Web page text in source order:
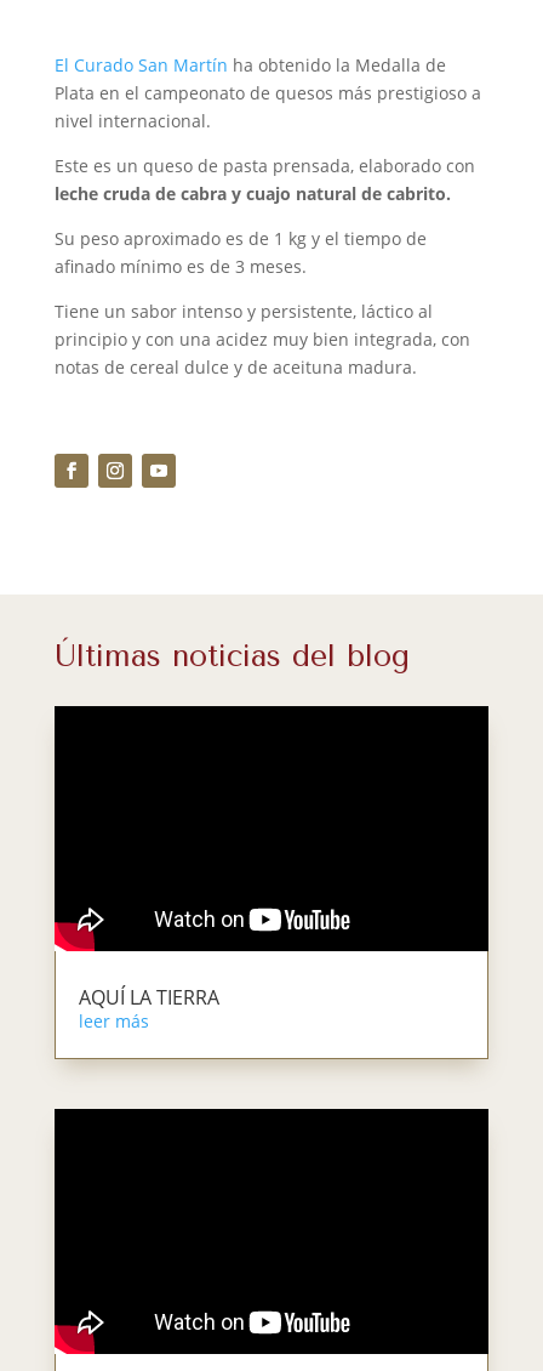
El Curado San Martín ha obtenido la Medalla de
Plata en el campeonato de quesos más prestigioso a
nivel internacional.
Este es un queso de pasta prensada, elaborado con
leche cruda de cabra y cuajo natural de cabrito.
Su peso aproximado es de 1 kg y el tiempo de
afinado mínimo es de 3 meses.
Tiene un sabor intenso y persistente, láctico al
principio y con una acidez muy bien integrada, con
notas de cereal dulce y de aceituna madura.
Últimas noticias del blog
AQUÍ LA TIERRA
leer más